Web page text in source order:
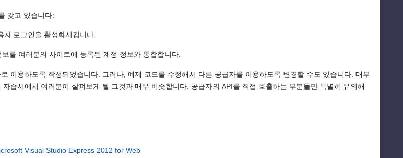
갖고 있습니다:
로그인을 활성화시킵니다.
를 여러분의 사이트에 등록된 계정 정보와 통합합니다.
이용하도록 작성되었습니다. 그러나, 예제 코드를 수정해서 다른 공급자를 이용하도록 변경할 수도 있습니다. 대부
습서에서 여러분이 살펴보게 될 그것과 매우 비슷합니다. 공급자의 API를 직접 호출하는 부분들만 특별히 유의해
Visual Studio Express 2012 for Web